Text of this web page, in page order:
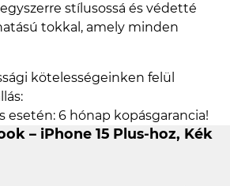
stílusossá és védetté
tokkal, amely minden
kötelességeinken felül
esetén: 6 hónap kopásgarancia!
– iPhone 15 Plus-hoz, Kék